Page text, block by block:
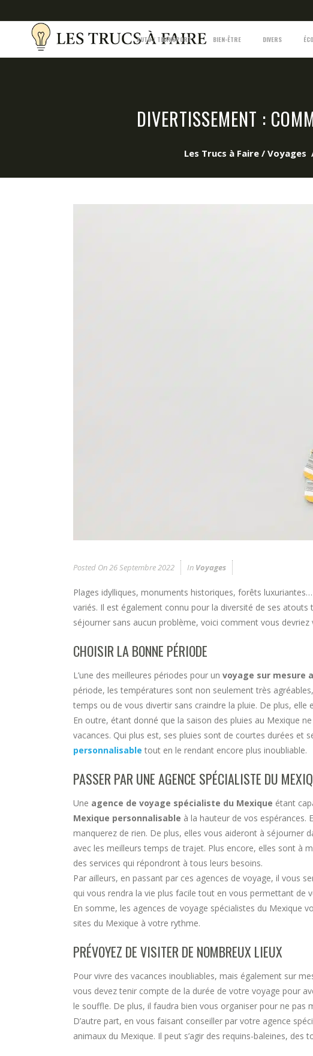
AUTO / TRANSPORT BIEN-ÊTRE DIVERS
DIVERTISSEMENT :
Les Trucs à Faire/ Voyages
Posted On26 Septembre 2022 In Voyages
Plages idylliques, monuments historiques, forêts
variés. Il est également connu pour la diversité de ses
séjourner sans aucun problème, voici comment vous devriez
CHOISIR LA BONNE PÉRIODE
L’une des meilleures périodes pour un voyage sur mesure
période, les températures sont non seulement très
temps ou de vous divertir sans craindre la pluie. De plus,
En outre, étant donné que la saison des pluies au Mexique
vacances. Qui plus est, ses pluies sont de courtes durées
personnalisable tout en le rendant encore plus inoubliable.
PASSER PAR UNE AGENCE SPÉCIALISTE DU
Une agence de voyage spécialiste du Mexique étant
Mexique personnalisable à la hauteur de vos
manquerez de rien. De plus, elles vous aideront à séjourner
avec les meilleurs temps de trajet. Plus encore, elles sont à
des services qui répondront à tous leurs besoins.
Par ailleurs, en passant par ces agences de voyage, il vous
qui vous rendra la vie plus facile tout en vous permettant de
En somme, les agences de voyage spécialistes du Mexique
sites du Mexique à votre rythme.
PRÉVOYEZ DE VISITER DE NOMBREUX LIEUX
Pour vivre des vacances inoubliables, mais également sur
vous devez tenir compte de la durée de votre voyage pour
le souffle. De plus, il faudra bien vous organiser pour ne
D’autre part, en vous faisant conseiller par votre agence
animaux du Mexique. Il peut s’agir des requins-baleines,